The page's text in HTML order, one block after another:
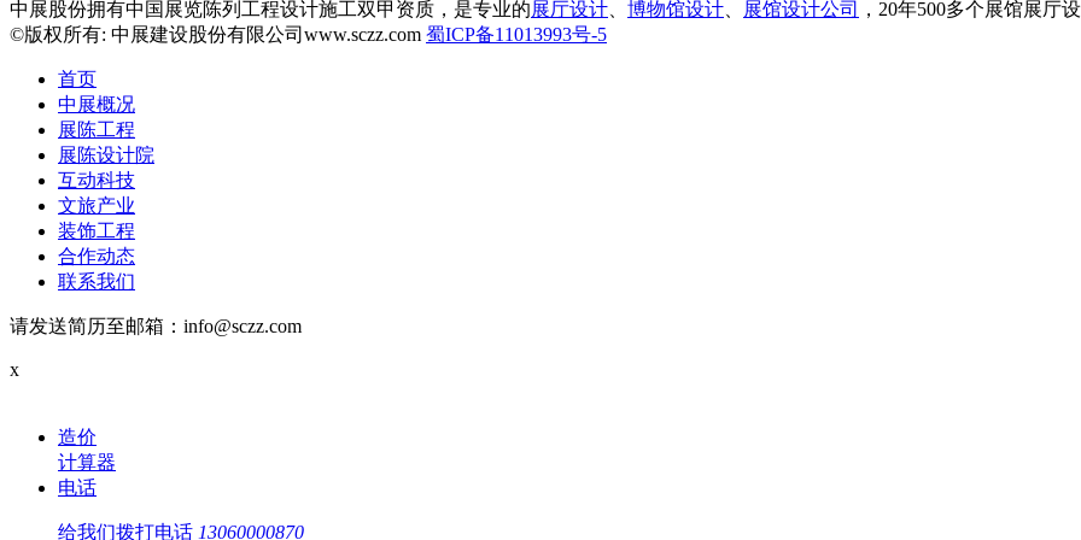
中展股份拥有中国展览陈列工程设计施工双甲资质，是专业的展厅设计 博物馆设计 展馆设计公司
，20年500多个展馆展厅
©版权所有: 中展建设股份有限公司www.sczz.com 蜀ICP备11013993号-5
首页
中展概况
展陈工程
展陈设计院
互动科技
文旅产业
装饰工程
合作动态
联系我们
请发送简历至邮箱：info@sczz.com
x
造价
计算器
电话
给我们拨打电话 13060000870